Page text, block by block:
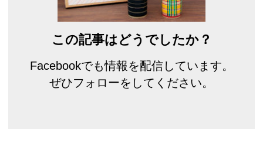
この記事はどうでしたか？
Facebookでも情報を配信しています。
ぜひフォローをしてください。